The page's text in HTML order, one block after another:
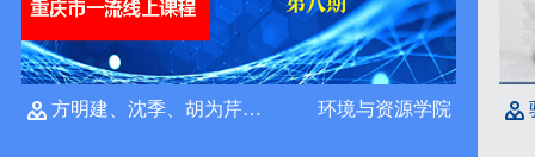
方明建、沈季、胡为芹、俎神聪、陈乾国 环境与资源学院